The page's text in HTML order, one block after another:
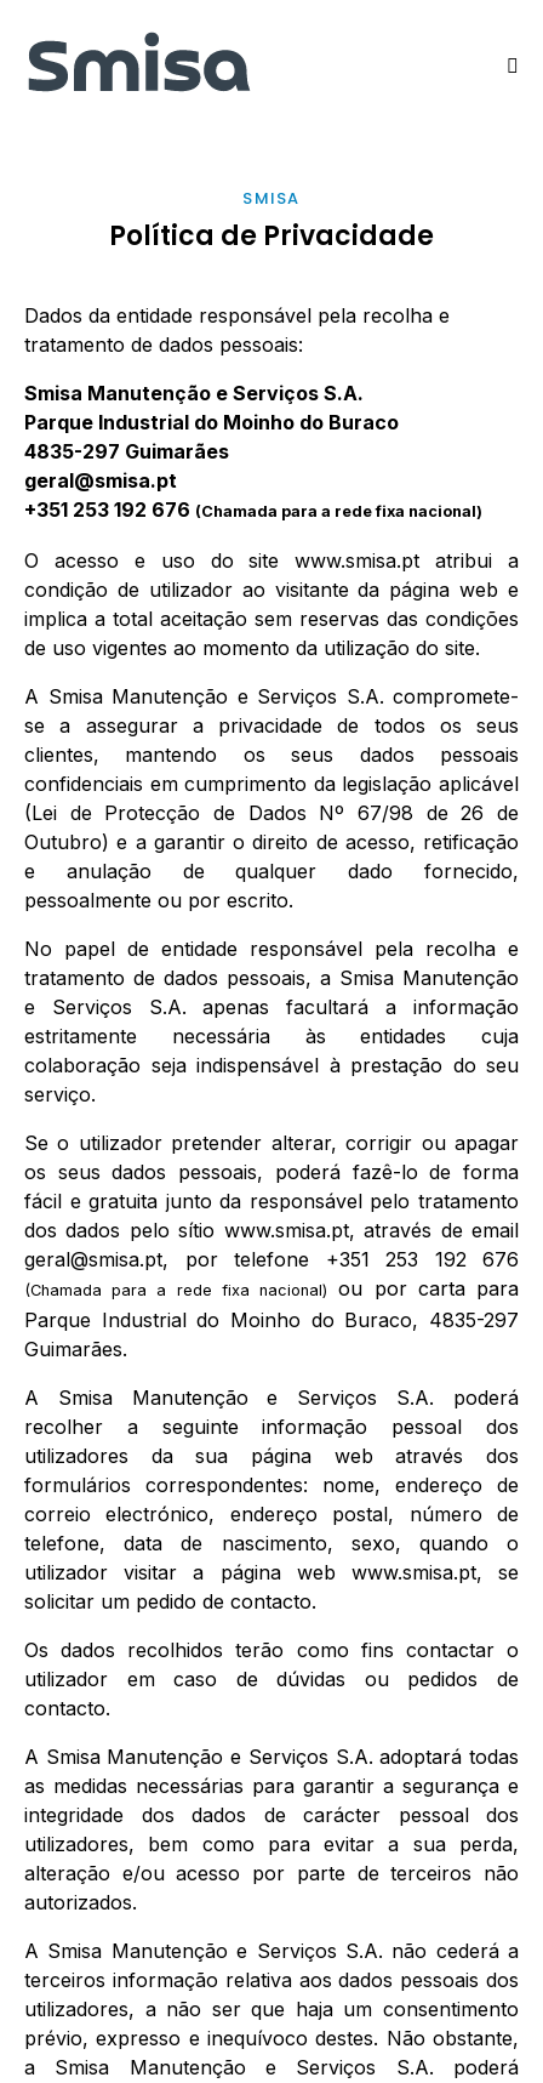
SMISA
Política de Privacidade
Dados da entidade responsável pela recolha e
tratamento de dados pessoais:
Smisa Manutenção e Serviços S.A.
Parque Industrial do Moinho do Buraco
4835-297 Guimarães
geral@smisa.pt
+351 253 192 676 (Chamada para a rede fixa nacional)
O acesso e uso do site www.smisa.pt atribui a
condição de utilizador ao visitante da página web e
implica a total aceitação sem reservas das condições
de uso vigentes ao momento da utilização do site.
A Smisa Manutenção e Serviços S.A. compromete-
se a assegurar a privacidade de todos os seus
clientes, mantendo os seus dados pessoais
confidenciais em cumprimento da legislação aplicável
(Lei de Protecção de Dados Nº 67/98 de 26 de
Outubro) e a garantir o direito de acesso, retificação
e anulação de qualquer dado fornecido,
pessoalmente ou por escrito.
No papel de entidade responsável pela recolha e
tratamento de dados pessoais, a Smisa Manutenção
e Serviços S.A. apenas facultará a informação
estritamente necessária às entidades cuja
colaboração seja indispensável à prestação do seu
serviço.
Se o utilizador pretender alterar, corrigir ou apagar
os seus dados pessoais, poderá fazê-lo de forma
fácil e gratuita junto da responsável pelo tratamento
dos dados pelo sítio www.smisa.pt, através de email
geral@smisa.pt, por telefone +351 253 192 676
(Chamada para a rede fixa nacional)
ou por carta para
Parque Industrial do Moinho do Buraco, 4835-297
Guimarães.
A Smisa Manutenção e Serviços S.A. poderá
recolher a seguinte informação pessoal dos
utilizadores da sua página web através dos
formulários correspondentes: nome, endereço de
correio electrónico, endereço postal, número de
telefone, data de nascimento, sexo, quando o
utilizador visitar a página web www.smisa.pt, se
solicitar um pedido de contacto.
Os dados recolhidos terão como fins contactar o
utilizador em caso de dúvidas ou pedidos de
contacto.
A Smisa Manutenção e Serviços S.A. adoptará todas
as medidas necessárias para garantir a segurança e
integridade dos dados de carácter pessoal dos
utilizadores, bem como para evitar a sua perda,
alteração e/ou acesso por parte de terceiros não
autorizados.
A Smisa Manutenção e Serviços S.A. não cederá a
terceiros informação relativa aos dados pessoais dos
utilizadores, a não ser que haja um consentimento
prévio, expresso e inequívoco destes. Não obstante,
a Smisa Manutenção e Serviços S.A. poderá